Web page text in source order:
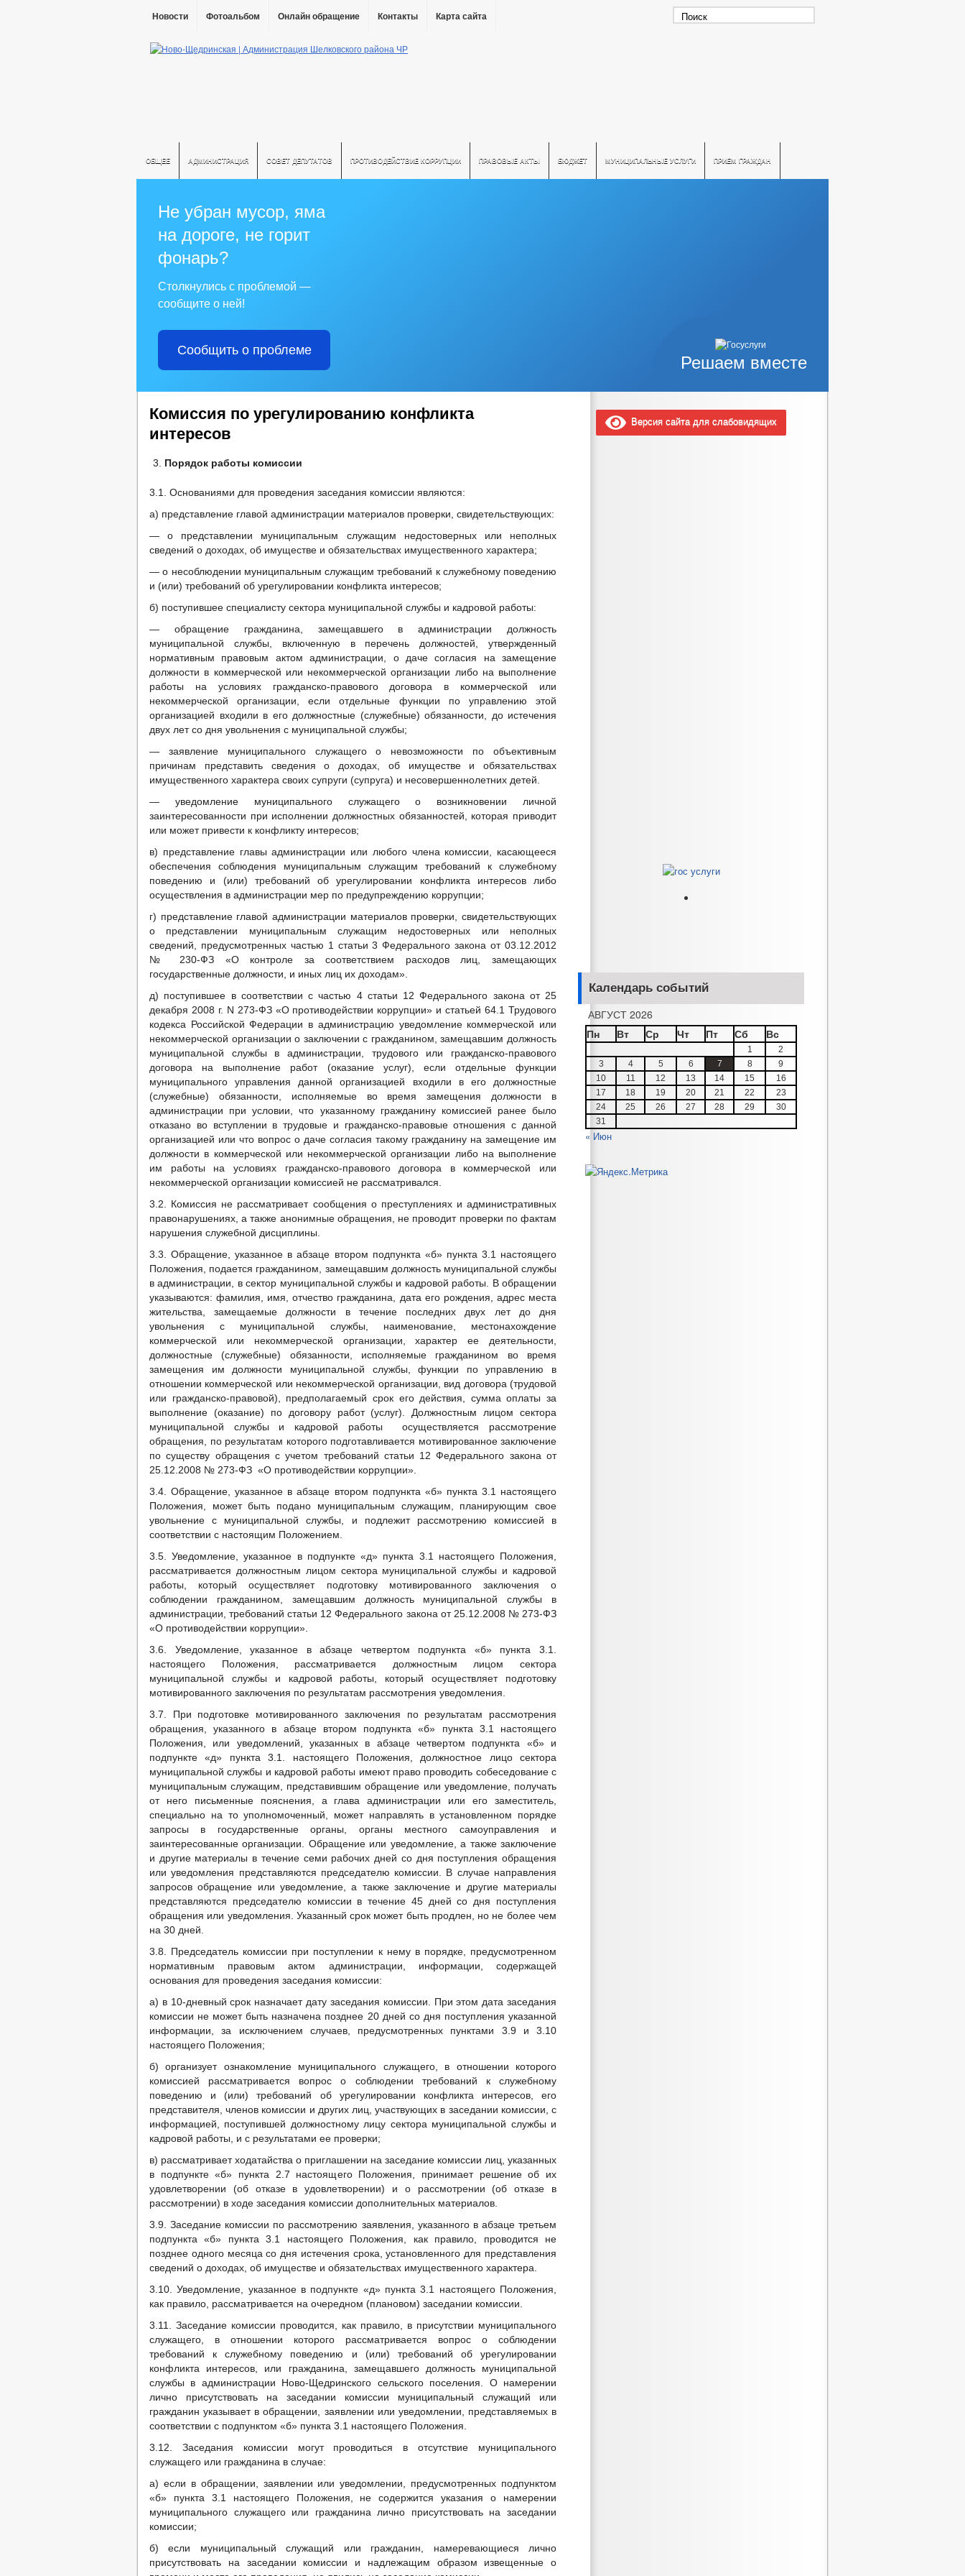
Новости Фотоальбом Онлайн обращение Контакты Карта сайта
ОБЩЕЕ АДМИНИСТРАЦИЯ СОВЕТ ДЕПУТАТОВ ПРОТИВОДЕЙСТВИЕ КОРРУПЦИИ ПРАВОВЫЕ АКТЫ БЮДЖЕТ МУНИЦИПАЛЬНЫЕ УСЛУГИ ПРИЕМ ГРАЖДАН
Решаем вместе
Не убран мусор, яма
на дороге, не горит
фонарь?
Столкнулись с проблемой —
сообщите о ней!
Сообщить о проблеме
Комиссия по урегулированию конфликта
интересов
Порядок работы комиссии
3.1. Основаниями для проведения заседания комиссии являются:
а) представление главой администрации материалов проверки, свидетельствующих:
— о представлении муниципальным служащим недостоверных или неполных
сведений о доходах, об имуществе и обязательствах имущественного характера;
— о несоблюдении муниципальным служащим требований к служебному поведению
и (или) требований об урегулировании конфликта интересов;
б) поступившее специалисту сектора муниципальной службы и кадровой работы:
— обращение гражданина, замещавшего в администрации должность
муниципальной службы, включенную в перечень должностей, утвержденный
нормативным правовым актом администрации, о даче согласия на замещение
должности в коммерческой или некоммерческой организации либо на выполнение
работы на условиях гражданско-правового договора в коммерческой или
некоммерческой организации, если отдельные функции по управлению этой
организацией входили в его должностные (служебные) обязанности, до истечения
двух лет со дня увольнения с муниципальной службы;
— заявление муниципального служащего о невозможности по объективным
причинам представить сведения о доходах, об имуществе и обязательствах
имущественного характера своих супруги (супруга) и несовершеннолетних детей.
— уведомление муниципального служащего о возникновении личной
заинтересованности при исполнении должностных обязанностей, которая приводит
или может привести к конфликту интересов;
в) представление главы администрации или любого члена комиссии, касающееся
обеспечения соблюдения муниципальным служащим требований к служебному
поведению и (или) требований об урегулировании конфликта интересов либо
осуществления в администрации мер по предупреждению коррупции;
г) представление главой администрации материалов проверки, свидетельствующих
о представлении муниципальным служащим недостоверных или неполных
сведений, предусмотренных частью 1 статьи 3 Федерального закона от 03.12.2012
№ 230-ФЗ «О контроле за соответствием расходов лиц, замещающих
государственные должности, и иных лиц их доходам».
д) поступившее в соответствии с частью 4 статьи 12 Федерального закона от 25
декабря 2008 г. N 273-ФЗ «О противодействии коррупции» и статьей 64.1 Трудового
кодекса Российской Федерации в администрацию уведомление коммерческой или
некоммерческой организации о заключении с гражданином, замещавшим должность
муниципальной службы в администрации, трудового или гражданско-правового
договора на выполнение работ (оказание услуг), если отдельные функции
муниципального управления данной организацией входили в его должностные
(служебные) обязанности, исполняемые во время замещения должности в
администрации при условии, что указанному гражданину комиссией ранее было
отказано во вступлении в трудовые и гражданско-правовые отношения с данной
организацией или что вопрос о даче согласия такому гражданину на замещение им
должности в коммерческой или некоммерческой организации либо на выполнение
им работы на условиях гражданско-правового договора в коммерческой или
некоммерческой организации комиссией не рассматривался.
3.2. Комиссия не рассматривает сообщения о преступлениях и административных
правонарушениях, а также анонимные обращения, не проводит проверки по фактам
нарушения служебной дисциплины.
3.3. Обращение, указанное в абзаце втором подпункта «б» пункта 3.1 настоящего
Положения, подается гражданином, замещавшим должность муниципальной службы
в администрации, в сектор муниципальной службы и кадровой работы. В обращении
указываются: фамилия, имя, отчество гражданина, дата его рождения, адрес места
жительства, замещаемые должности в течение последних двух лет до дня
увольнения с муниципальной службы, наименование, местонахождение
коммерческой или некоммерческой организации, характер ее деятельности,
должностные (служебные) обязанности, исполняемые гражданином во время
замещения им должности муниципальной службы, функции по управлению в
отношении коммерческой или некоммерческой организации, вид договора (трудовой
или гражданско-правовой), предполагаемый срок его действия, сумма оплаты за
выполнение (оказание) по договору работ (услуг). Должностным лицом сектора
муниципальной службы и кадровой работы осуществляется рассмотрение
обращения, по результатам которого подготавливается мотивированное заключение
по существу обращения с учетом требований статьи 12 Федерального закона от
25.12.2008 № 273-ФЗ «О противодействии коррупции».
3.4. Обращение, указанное в абзаце втором подпункта «б» пункта 3.1 настоящего
Положения, может быть подано муниципальным служащим, планирующим свое
увольнение с муниципальной службы, и подлежит рассмотрению комиссией в
соответствии с настоящим Положением.
3.5. Уведомление, указанное в подпункте «д» пункта 3.1 настоящего Положения,
рассматривается должностным лицом сектора муниципальной службы и кадровой
работы, который осуществляет подготовку мотивированного заключения о
соблюдении гражданином, замещавшим должность муниципальной службы в
администрации, требований статьи 12 Федерального закона от 25.12.2008 № 273-ФЗ
«О противодействии коррупции».
3.6. Уведомление, указанное в абзаце четвертом подпункта «б» пункта 3.1.
настоящего Положения, рассматривается должностным лицом сектора
муниципальной службы и кадровой работы, который осуществляет подготовку
мотивированного заключения по результатам рассмотрения уведомления.
3.7. При подготовке мотивированного заключения по результатам рассмотрения
обращения, указанного в абзаце втором подпункта «б» пункта 3.1 настоящего
Положения, или уведомлений, указанных в абзаце четвертом подпункта «б» и
подпункте «д» пункта 3.1. настоящего Положения, должностное лицо сектора
муниципальной службы и кадровой работы имеют право проводить собеседование с
муниципальным служащим, представившим обращение или уведомление, получать
от него письменные пояснения, а глава администрации или его заместитель,
специально на то уполномоченный, может направлять в установленном порядке
запросы в государственные органы, органы местного самоуправления и
заинтересованные организации. Обращение или уведомление, а также заключение
и другие материалы в течение семи рабочих дней со дня поступления обращения
или уведомления представляются председателю комиссии. В случае направления
запросов обращение или уведомление, а также заключение и другие материалы
представляются председателю комиссии в течение 45 дней со дня поступления
обращения или уведомления. Указанный срок может быть продлен, но не более чем
на 30 дней.
3.8. Председатель комиссии при поступлении к нему в порядке, предусмотренном
нормативным правовым актом администрации, информации, содержащей
основания для проведения заседания комиссии:
а) в 10-дневный срок назначает дату заседания комиссии. При этом дата заседания
комиссии не может быть назначена позднее 20 дней со дня поступления указанной
информации, за исключением случаев, предусмотренных пунктами 3.9 и 3.10
настоящего Положения;
б) организует ознакомление муниципального служащего, в отношении которого
комиссией рассматривается вопрос о соблюдении требований к служебному
поведению и (или) требований об урегулировании конфликта интересов, его
представителя, членов комиссии и других лиц, участвующих в заседании комиссии, с
информацией, поступившей должностному лицу сектора муниципальной службы и
кадровой работы, и с результатами ее проверки;
в) рассматривает ходатайства о приглашении на заседание комиссии лиц, указанных
в подпункте «б» пункта 2.7 настоящего Положения, принимает решение об их
удовлетворении (об отказе в удовлетворении) и о рассмотрении (об отказе в
рассмотрении) в ходе заседания комиссии дополнительных материалов.
3.9. Заседание комиссии по рассмотрению заявления, указанного в абзаце третьем
подпункта «б» пункта 3.1 настоящего Положения, как правило, проводится не
позднее одного месяца со дня истечения срока, установленного для представления
сведений о доходах, об имуществе и обязательствах имущественного характера.
3.10. Уведомление, указанное в подпункте «д» пункта 3.1 настоящего Положения,
как правило, рассматривается на очередном (плановом) заседании комиссии.
3.11. Заседание комиссии проводится, как правило, в присутствии муниципального
служащего, в отношении которого рассматривается вопрос о соблюдении
требований к служебному поведению и (или) требований об урегулировании
конфликта интересов, или гражданина, замещавшего должность муниципальной
службы в администрации Ново-Щедринского сельского поселения. О намерении
лично присутствовать на заседании комиссии муниципальный служащий или
гражданин указывает в обращении, заявлении или уведомлении, представляемых в
соответствии с подпунктом «б» пункта 3.1 настоящего Положения.
3.12. Заседания комиссии могут проводиться в отсутствие муниципального
служащего или гражданина в случае:
а) если в обращении, заявлении или уведомлении, предусмотренных подпунктом
«б» пункта 3.1 настоящего Положения, не содержится указания о намерении
муниципального служащего или гражданина лично присутствовать на заседании
комиссии;
б) если муниципальный служащий или гражданин, намеревающиеся лично
присутствовать на заседании комиссии и надлежащим образом извещенные о
Версия сайта для слабовидящих
Календарь событий
АВГУСТ 2026
Пн
Вт Ср Чт Пт Сб Вс
1
2
3
4 5 6 7 8
9
10
11 12 13 14 15
16
17
18 19 20 21 22
23
24
25 26 27 28 29
30
31
« Июн